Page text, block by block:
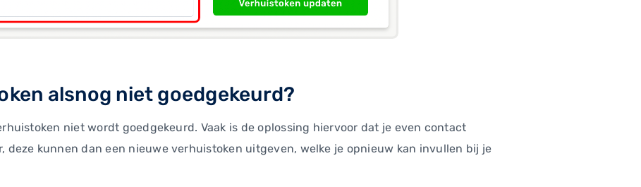
alsnog niet goedgekeurd?
niet wordt goedgekeurd. Vaak is de oplossing hiervoor dat je even contact
deze kunnen dan een nieuwe verhuistoken uitgeven, welke je opnieuw kan invullen bij je